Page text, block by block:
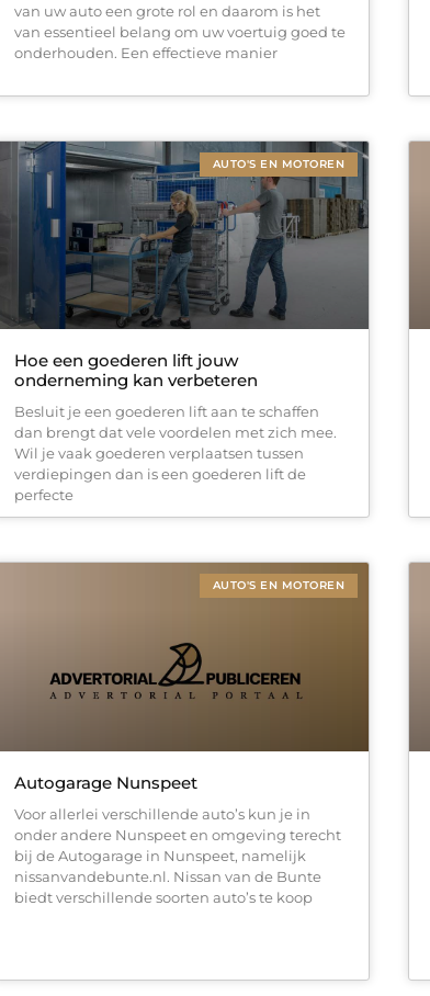
van uw auto een grote rol en daarom is het
van essentieel belang om uw voertuig goed te
onderhouden. Een effectieve manier
AUTO'S EN MOTOREN
Hoe een goederen lift jouw
onderneming kan verbeteren
Besluit je een goederen lift aan te schaffen
dan brengt dat vele voordelen met zich mee.
Wil je vaak goederen verplaatsen tussen
verdiepingen dan is een goederen lift de
perfecte
AUTO'S EN MOTOREN
Autogarage Nunspeet
Voor allerlei verschillende auto’s kun je in
onder andere Nunspeet en omgeving terecht
bij de Autogarage in Nunspeet, namelijk
nissanvandebunte.nl. Nissan van de Bunte
biedt verschillende soorten auto’s te koop